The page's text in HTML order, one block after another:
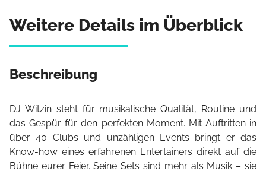
Weitere Details im Überblick
Beschreibung
DJ Witzin steht für musikalische Qualität, Routine und
das Gespür für den perfekten Moment. Mit Auftritten in
über 40 Clubs und unzähligen Events bringt er das
Know-how eines erfahrenen Entertainers direkt auf die
Bühne eurer Feier. Seine Sets sind mehr als Musik – sie